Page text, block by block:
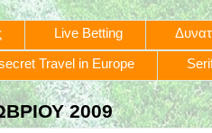
Live Betting
Travel in Europe
2009